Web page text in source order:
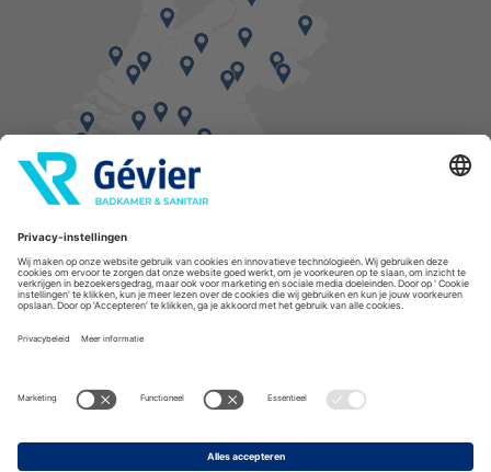
Vind een balie in de buurt
* Bestellingen geplaatst in het weekend worden, mits voorradig, dinsdag geleverd.
Cookies
Algemene voorwaarden